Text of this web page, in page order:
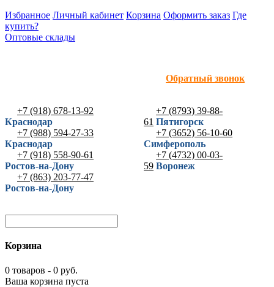
Избранное Личный кабинет Корзина Оформить заказ Где
купить?
Оптовые склады
Обратный звонок
+7 (918) 678-13-92
Краснодар
+7 (988) 594-27-33
Краснодар
+7 (918) 558-90-61
Ростов-на-Дону
+7 (863) 203-77-47
Ростов-на-Дону
+7 (8793) 39-88-
61 Пятигорск
+7 (3652) 56-10-60
Симферополь
+7 (4732) 00-03-
59 Воронеж
Корзина
0 товаров - 0 руб.
Ваша корзина пуста